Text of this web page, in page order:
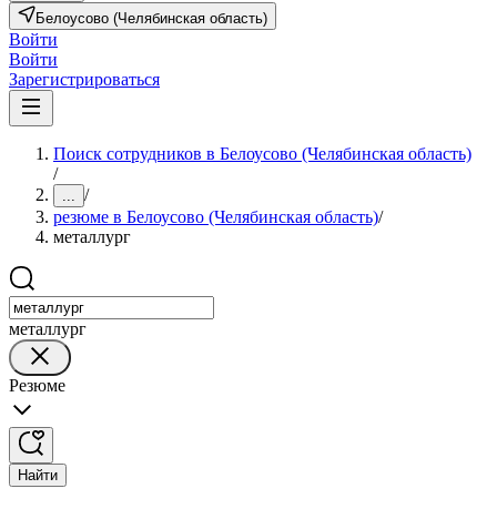
Белоусово (Челябинская область)
Войти
Войти
Зарегистрироваться
Поиск сотрудников в Белоусово (Челябинская область)
/
... /
резюме в Белоусово (Челябинская область)/
металлург
металлург
Резюме
Найти